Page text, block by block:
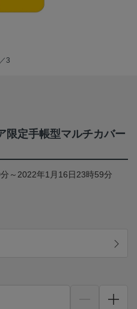
3
限定手帳型マルチカバー
～2022年1月16日23時59分